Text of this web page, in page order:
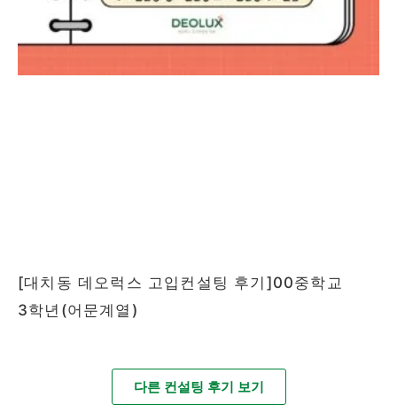
[대치동 데오럭스 고입컨설팅 후기]00중학교
3학년(어문계열)
다른 컨설팅 후기 보기